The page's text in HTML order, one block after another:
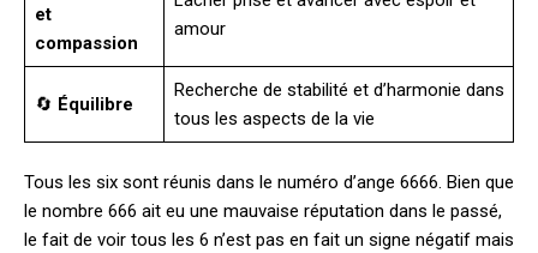
et
compassion
amour
🔄 Équilibre
Recherche de stabilité et d’harmonie dans
tous les aspects de la vie
Tous les six sont réunis dans le numéro d’ange 6666. Bien que
le nombre 666 ait eu une mauvaise réputation dans le passé,
le fait de voir tous les 6 n’est pas en fait un signe négatif mais